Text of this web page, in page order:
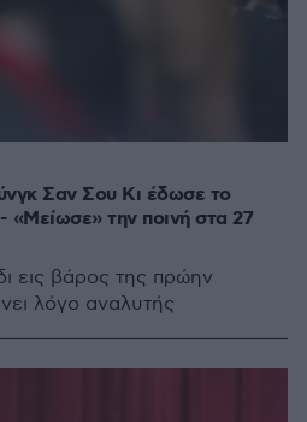
Σαν Σου Kι έδωσε το
την ποινή στα 27
εις βάρος της πρώην
λόγο αναλυτής